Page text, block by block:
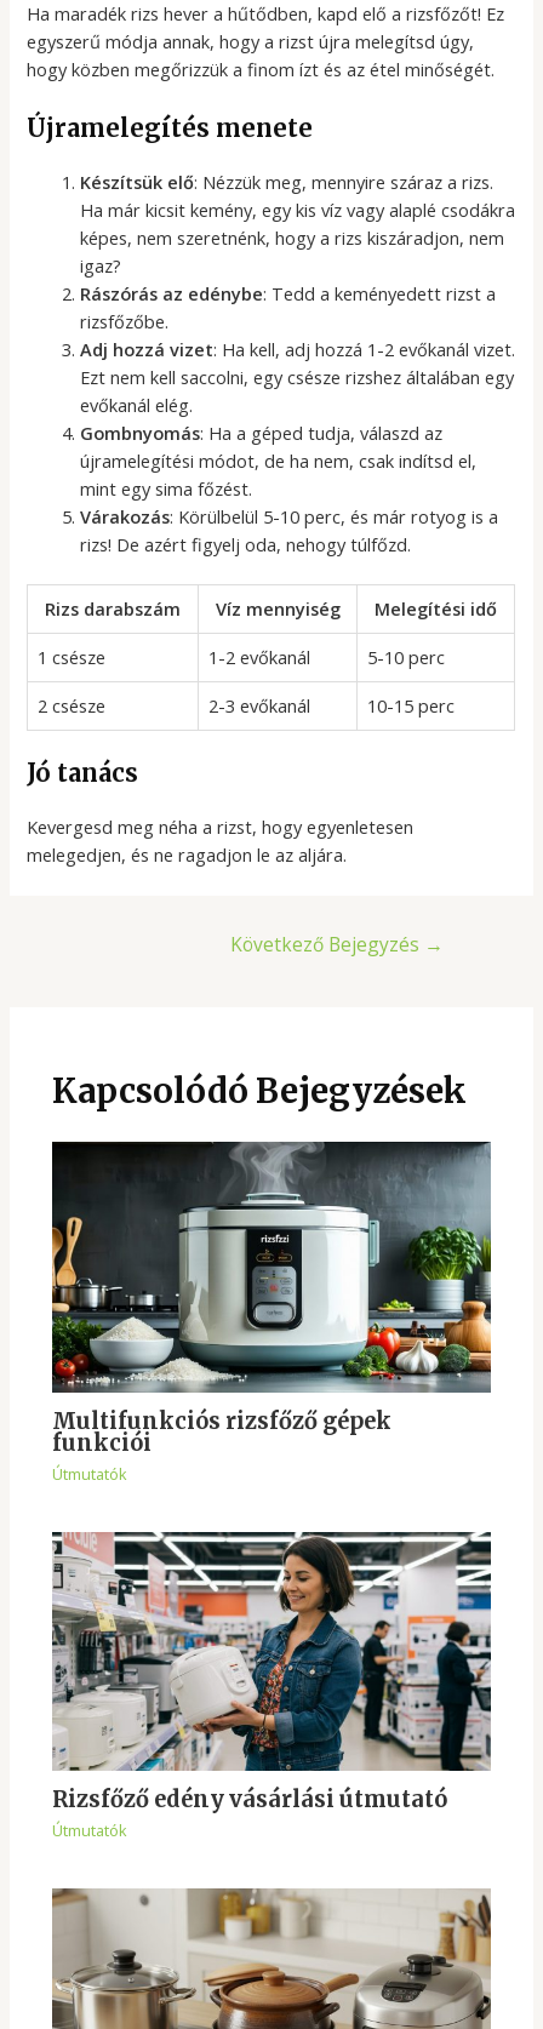
Ha maradék rizs hever a hűtődben, kapd elő a rizsfőzőt! Ez
egyszerű módja annak, hogy a rizst újra melegítsd úgy,
hogy közben megőrizzük a finom ízt és az étel minőségét.
Újramelegítés menete
Készítsük elő: Nézzük meg, mennyire száraz a rizs.
Ha már kicsit kemény, egy kis víz vagy alaplé csodákra
képes, nem szeretnénk, hogy a rizs kiszáradjon, nem
igaz?
Rászórás az edénybe: Tedd a keményedett rizst a
rizsfőzőbe.
Adj hozzá vizet: Ha kell, adj hozzá 1-2 evőkanál vizet.
Ezt nem kell saccolni, egy csésze rizshez általában egy
evőkanál elég.
Gombnyomás: Ha a géped tudja, válaszd az
újramelegítési módot, de ha nem, csak indítsd el,
mint egy sima főzést.
Várakozás: Körülbelül 5-10 perc, és már rotyog is a
rizs! De azért figyelj oda, nehogy túlfőzd.
Rizs darabszám Víz mennyiség
Melegítési idő
1 csésze
1-2 evőkanál
5-10 perc
2 csésze
2-3 evőkanál 10-15 perc
Jó tanács
Kevergesd meg néha a rizst, hogy egyenletesen
melegedjen, és ne ragadjon le az aljára.
Következő Bejegyzés →
Kapcsolódó Bejegyzések
Multifunkciós rizsfőző gépek
funkciói
Útmutatók
Rizsfőző edény vásárlási útmutató
Útmutatók